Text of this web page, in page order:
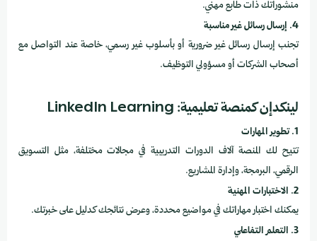
منشوراتك ذات طابع مهني.
4. إرسال رسائل غير مناسبة
تجنب إرسال رسائل غير ضرورية أو بأسلوب غير رسمي، خاصة عند التواصل مع
أصحاب الشركات أو مسؤولي التوظيف.
لينكدإن كمنصة تعليمية: LinkedIn Learning
1. تطوير المهارات
تتيح لك المنصة آلاف الدورات التدريبية في مجالات مختلفة، مثل التسويق
الرقمي، البرمجة، وإدارة المشاريع.
2. الاختبارات المهنية
يمكنك اختبار مهاراتك في مواضيع محددة، وعرض نتائجك كدليل على خبرتك.
3. التعلم التفاعلي